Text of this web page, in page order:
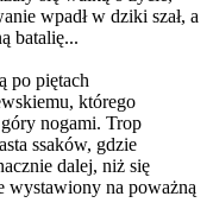
wpadł w dziki szał, a
batalię...
po piętach
którego
nogami. Trop
ssaków, gdzie
dalej, niż się
wystawiony na poważną